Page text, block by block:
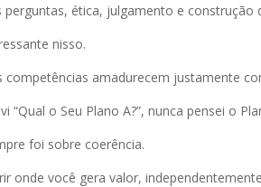
ética, julgamento e construção
nisso.
competências amadurecem justamente
“Qual o Seu Plano A?”, nunca pensei o
foi sobre coerência.
onde você gera valor,